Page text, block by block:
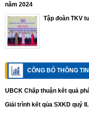
năm 2024
Tập đoàn TKV
CÔNG BỐ THÔNG TIN
UBCK Chấp thuận kết quả
Giải trình kết qủa SXKD quý